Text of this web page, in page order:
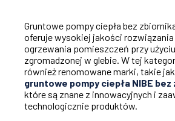
Gruntowe pompy ciepła bez
oferuje wysokiej jakości
ogrzewania pomieszczeń przy
zgromadzonej w glebie. W tej
również renomowane marki, takie
gruntowe pompy ciepła NIBE bez
które są znane z innowacyjnych i
technologicznie produktów.